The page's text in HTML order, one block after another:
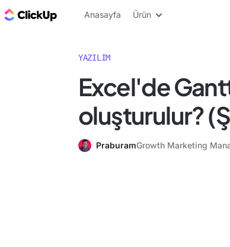
ClickUp Blog
Anasayfa Ürün
YAZILIM
Excel'de
oluşturulur?
PraburamGrowth Marketing